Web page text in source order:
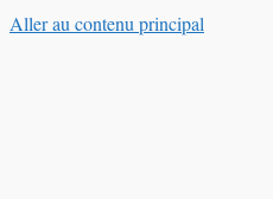
Aller au contenu principal